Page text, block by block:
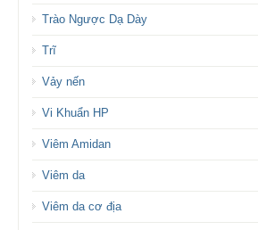
Trào Ngược Dạ Dày
Trĩ
Vảy nến
Vi Khuẩn HP
Viêm Amidan
Viêm da
Viêm da cơ địa